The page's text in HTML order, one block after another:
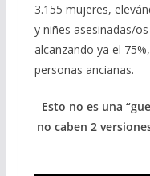
3.155 mujeres,
y niñes asesinadas/
alcanzando ya el
personas ancianas.
Esto no es una
no caben 2